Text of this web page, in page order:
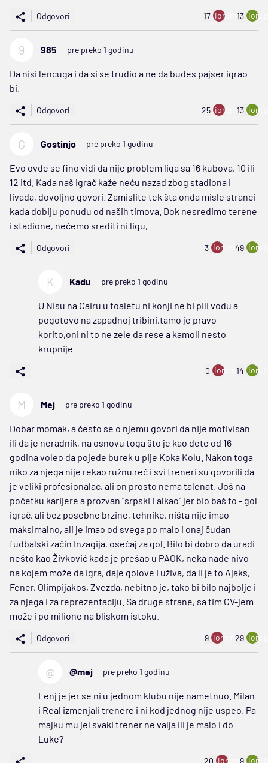
Odgovori 17 ion:minus
13
9 985 pre preko 1 godinu
Da nisi lencuga i da si se trudio a ne da budes pajser igrao
bi.
Odgovori 25 ion:minus
13
G Gostinjo pre preko 1 godinu
Evo ovde se fino vidi da nije problem liga sa 16 kubova, 10 ili
12 itd. Kada naš igrač kaže neću nazad zbog stadiona i
livada, dovoljno govori. Zamislite tek šta onda misle stranci
kada dobiju ponudu od naših timova. Dok nesredimo terene
i stadione, nećemo srediti ni ligu,
Odgovori 3 ion:minus
49
K Kadu pre preko 1 godinu
U Nisu na Cairu u toaletu ni konji ne bi pili vodu a
pogotovo na zapadnoj tribini,tamo je pravo
korito,oni ni to ne zele da rese a kamoli nesto
krupnije
0 ion:minus
14
M Mej pre preko 1 godinu
Dobar momak, a često se o njemu govori da nije motivisan
ili da je neradnik, na osnovu toga što je kao dete od 16
godina voleo da pojede burek u pije Koka Kolu. Nakon toga
niko za njega nije rekao ružnu reč i svi treneri su govorili da
je veliki profesionalac, ali on prosto nema talenat. Još na
početku karijere a prozvan "srpski Falkao" jer bio baš to - gol
igrač, ali bez posebne brzine, tehnike, ništa nije imao
maksimalno, ali je imao od svega po malo i onaj čudan
fudbalski začin Inzagija, osećaj za gol. Bilo bi dobro da uradi
nešto kao Živković kada je prešao u PAOK, neka nađe nivo
na kojem može da igra, daje golove i uživa, da li je to Ajaks,
Fener, Olimpijakos, Zvezda, nebitno je, tako bi bilo najbolje i
za njega i za reprezentaciju. Sa druge strane, sa tim CV-jem
može i po milione na bliskom istoku.
Odgovori 9 ion:minus
29
@ @mej pre preko 1 godinu
Lenj je jer se ni u jednom klubu nije nametnuo. Milan
i Real izmenjali trenere i ni kod jednog nije uspeo. Pa
majku mu jel svaki trener ne valja ili je malo i do
Luke?
20 ion:minus
9